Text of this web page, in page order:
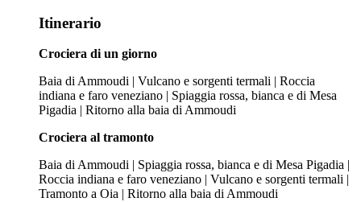
Itinerario
Crociera di un giorno
Baia di Ammoudi | Vulcano e sorgenti termali | Roccia
indiana e faro veneziano | Spiaggia rossa, bianca e di Mesa
Pigadia | Ritorno alla baia di Ammoudi
Crociera al tramonto
Baia di Ammoudi | Spiaggia rossa, bianca e di Mesa Pigadia |
Roccia indiana e faro veneziano | Vulcano e sorgenti termali |
Tramonto a Oia | Ritorno alla baia di Ammoudi